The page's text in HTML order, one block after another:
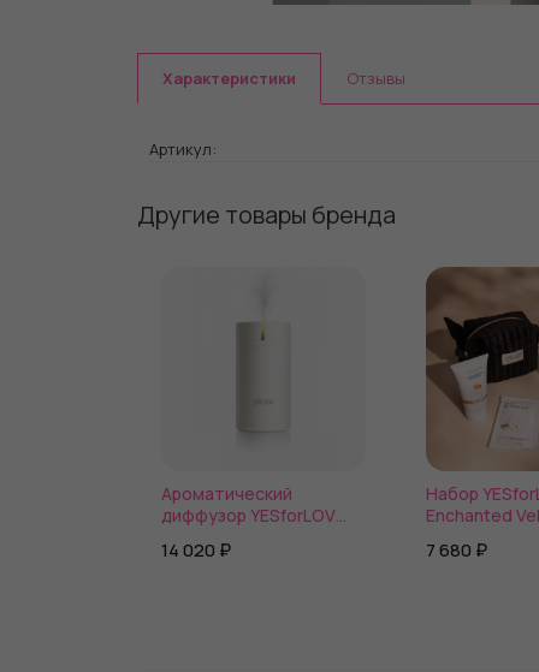
Характеристики Отзывы
Артикул:
Другие товары бренда
Ароматический
диффузор YESforLOV
14 020 ₽
Набор
Enchanted
7 680 ₽